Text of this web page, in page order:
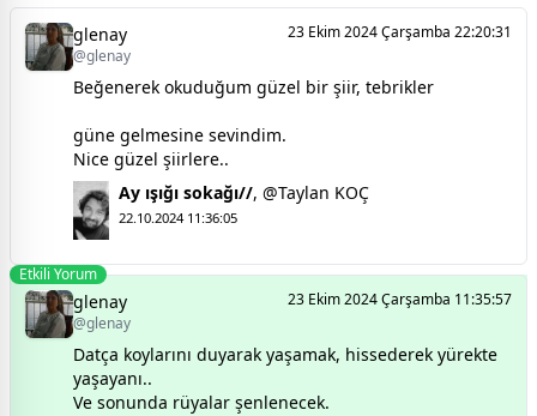
glenay
@glenay
23 Ekim 2024 Çarşamba 22:20:31
Beğenerek okuduğum güzel bir şiir, tebrikler
güne gelmesine sevindim.
Nice güzel şiirlere..
Ay ışığı sokağı//, @Taylan KOÇ
22.10.2024 11:36:05
Etkili Yorum
glenay
@glenay
23 Ekim 2024 Çarşamba 11:35:57
Datça koylarını duyarak yaşamak, hissederek yürekte
yaşayanı..
Ve sonunda rüyalar şenlenecek.